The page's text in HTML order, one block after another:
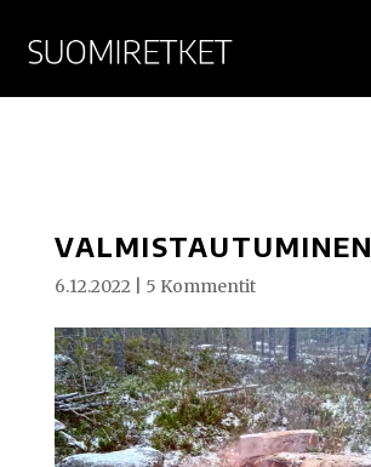
VALMISTAUTUMINEN
6.12.2022 5 Kommentit